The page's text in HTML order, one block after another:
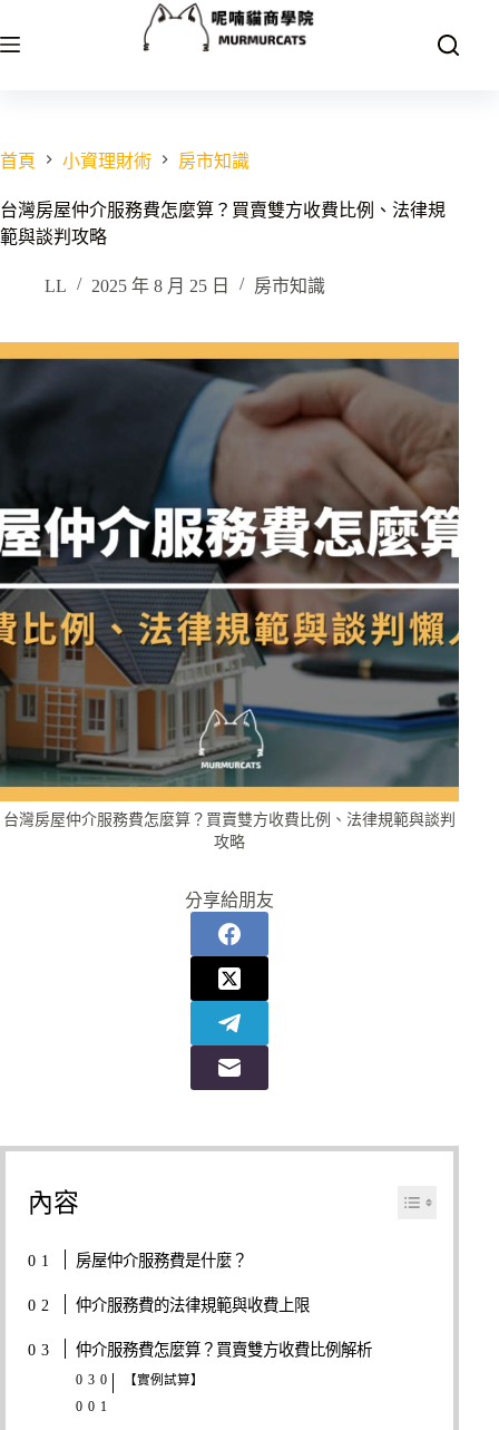
至
容
首頁 小資理財術 房市知識
台灣房屋仲介服務費怎麼算？買賣雙方收費比例、法律規
範與談判攻略
LL 2025 年 8 月 25 日 房市知識
台灣房屋仲介服務費怎麼算？買賣雙方收費比例、法律規範與談判
攻略
分享給朋友
內容
房屋仲介服務費是什麼？
仲介服務費的法律規範與收費上限
仲介服務費怎麼算？買賣雙方收費比例解析
【實例試算】